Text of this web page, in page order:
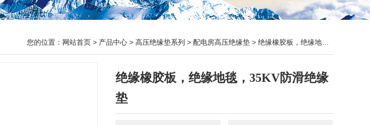
您的位置： 网站首页 > 产品中心 > 高压绝缘垫系列 > 配电房高压绝缘垫 > 绝缘橡胶板，绝缘地毯，35KV防滑绝缘垫
绝缘橡胶板，绝缘地毯，35KV防滑绝缘
垫